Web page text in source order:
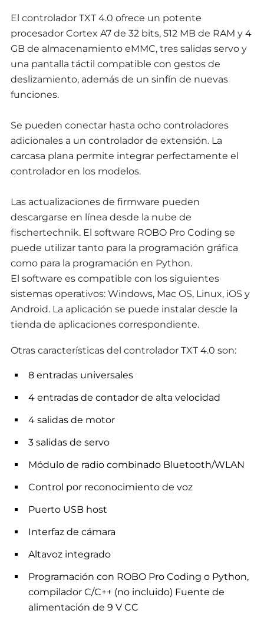
El controlador TXT 4.0 ofrece un potente
procesador Cortex A7 de 32 bits, 512 MB de RAM y 4
GB de almacenamiento eMMC, tres salidas servo y
una pantalla táctil compatible con gestos de
deslizamiento, además de un sinfín de nuevas
funciones.
Se pueden conectar hasta ocho controladores
adicionales a un controlador de extensión. La
carcasa plana permite integrar perfectamente el
controlador en los modelos.
Las actualizaciones de firmware pueden
descargarse en línea desde la nube de
fischertechnik. El software ROBO Pro Coding se
puede utilizar tanto para la programación gráfica
como para la programación en Python.
El software es compatible con los siguientes
sistemas operativos: Windows, Mac OS, Linux, iOS y
Android. La aplicación se puede instalar desde la
tienda de aplicaciones correspondiente.
Otras características del controlador TXT 4.0 son:
8 entradas universales
4 entradas de contador de alta velocidad
4 salidas de motor
3 salidas de servo
Módulo de radio combinado Bluetooth/WLAN
Control por reconocimiento de voz
Puerto USB host
Interfaz de cámara
Altavoz integrado
Programación con ROBO Pro Coding o Python,
compilador C/C++ (no incluido) Fuente de
alimentación de 9 V CC